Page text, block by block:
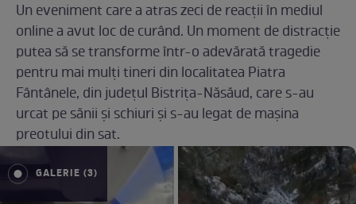
Un eveniment care a atras zeci de reacții în mediul
online a avut loc de curând. Un moment de distracție
putea să se transforme într-o adevărată tragedie
pentru mai mulți tineri din localitatea Piatra
Fântânele, din judeţul Bistriţa-Năsăud, care s-au
urcat pe sănii şi schiuri şi s-au legat de maşina
preotului din sat.
GALERIE (3)